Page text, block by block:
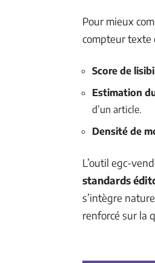
Pour mieux
compteur texte
Score de
Estimation
d’un article.
Densité de
L’outil egc-
standards
s’intègre
renforcé sur la